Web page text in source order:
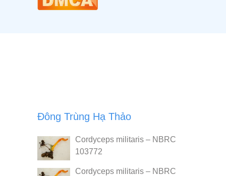
Đông Trùng Hạ Thảo
Cordyceps militaris – NBRC
103772
Cordyceps militaris – NBRC